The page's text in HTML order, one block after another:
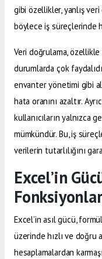
gibi özellikler, yanlış
böylece iş süreçlerinde
Veri doğrulama,
durumlarda çok
envanter yönetimi gibi
hata oranını azaltır.
kullanıcıların yalnızca
mümkündür. Bu, iş
verilerin tutarlılığını
Excel’in
Fonksiyonlar
Excel’in asıl gücü,
üzerinde hızlı ve doğru
hesaplamalardan